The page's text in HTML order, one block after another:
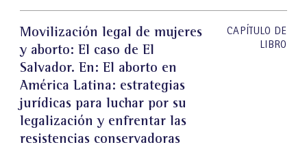
Movilización legal de mujeres
y aborto: El caso de El
Salvador. En: El aborto en
América Latina: estrategias
jurídicas para luchar por su
legalización y enfrentar las
resistencias conservadoras
CAPÍTULO DE
LIBRO